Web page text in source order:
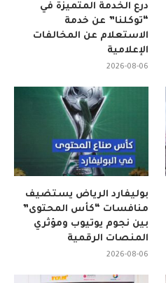
درع الخدمة المتميزة في
“توكلنا” عن خدمة
الاستعلام عن المخالفات
الإعلامية
2026-08-06
بوليفارد الرياض يستضيف
منافسات “كأس المحتوى”
بين نجوم يوتيوب ومؤثري
المنصات الرقمية
2026-08-06